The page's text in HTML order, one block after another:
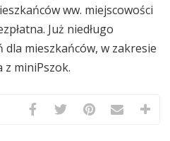
ww. miejscowości
Już niedługo
mieszkańców, w zakresie
z miniPszok.